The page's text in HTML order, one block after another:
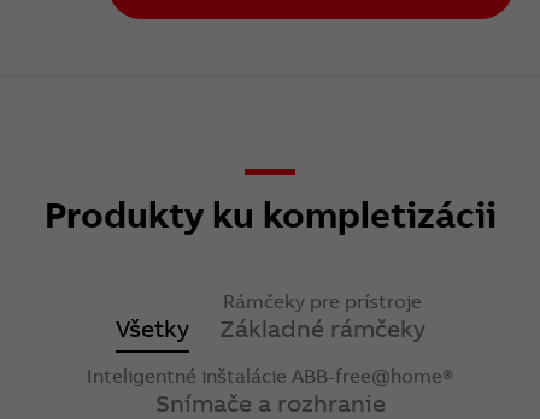
Produkty ku kompletizácii
Všetky
Rámčeky pre prístroje
Základné rámčeky
Inteligentné inštalácie ABB-free@home®
Snímače a rozhranie